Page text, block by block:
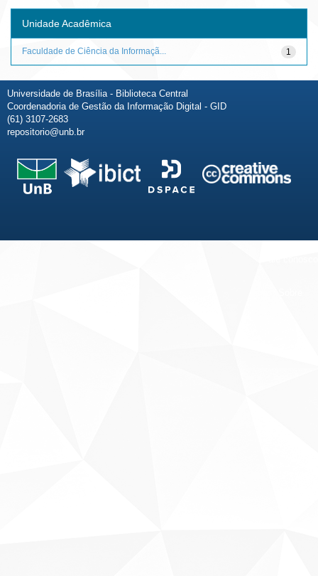
Unidade Acadêmica
1
Faculdade de Ciência da Informaçã...
Universidade de Brasília - Biblioteca Central
Coordenadoria de Gestão da Informação Digital - GID
(61) 3107-2683
repositorio@unb.br